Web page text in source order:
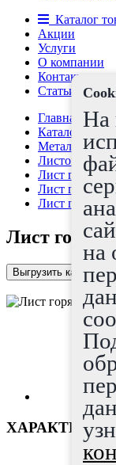
Каталог
Акции
Услуги
О компании
Контакты
Статьи
Главная
Каталог
Листовой
Лист г/к
Лист
Лист
Лист
Выгрузить каталог в
На
на